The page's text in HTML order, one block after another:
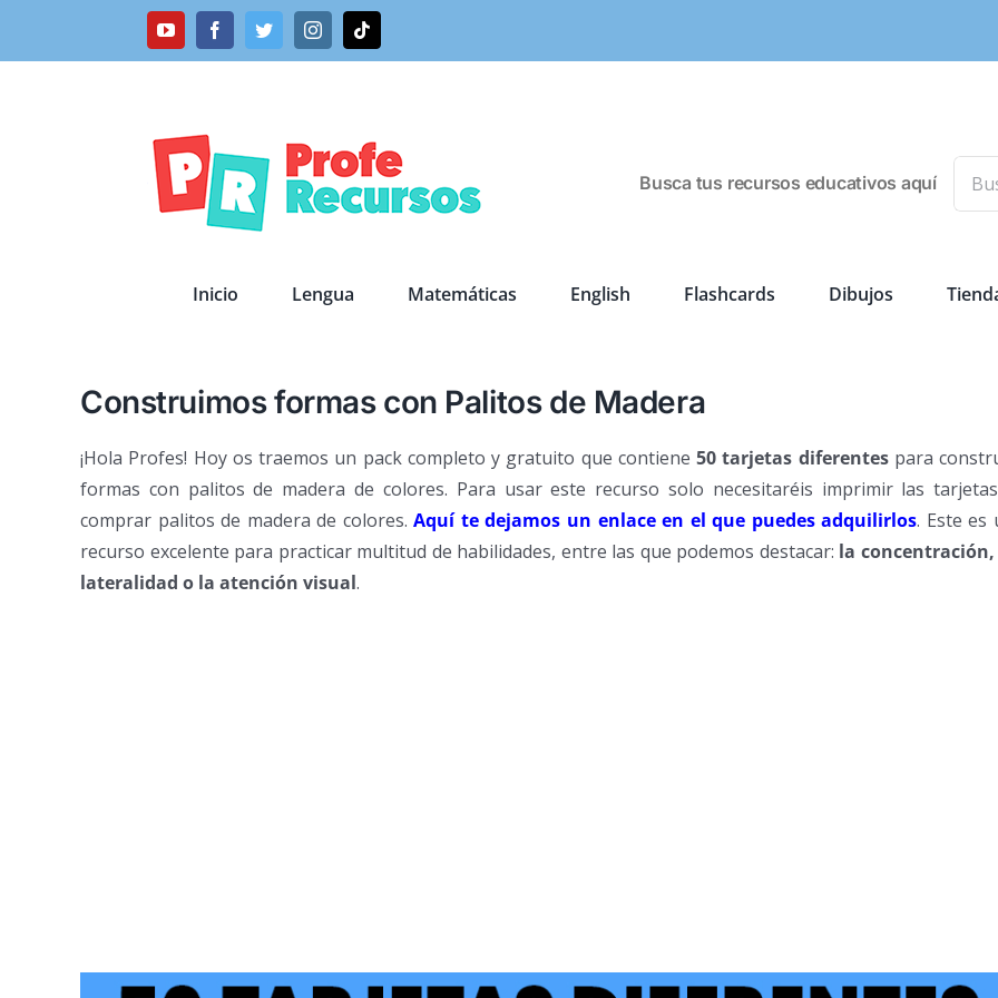
YouTubeFacebookTwitterInstagramTiktok
Busca tus recursos educativos aquí
Inicio Lengua Matemáticas English Flashcards Dibujos
Construimos formas con Palitos de Madera
¡Hola Profes! Hoy os traemos un pack completo y gratuito que contiene 50 tarjetas diferentespara
formas con palitos de madera de colores. Para usar este recurso solo necesitaréis imprimir las
comprar palitos de madera de colores.Aquí te dejamos un enlace en el que puedes adquilirlos. Este es
recurso excelente para practicar multitud de habilidades, entre las que podemos destacar: la concentración,
lateralidad o la atención visual.